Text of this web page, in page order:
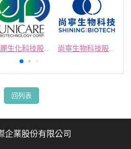
詠麗生化科技股份有限公司 尚寧生物科技股份有限公司
回列表
企業股份有限公司